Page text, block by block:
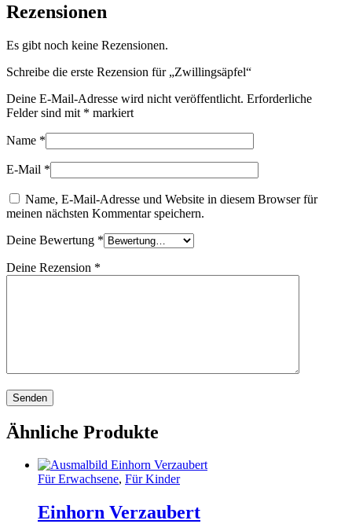
Rezensionen
Es gibt noch keine Rezensionen.
Schreibe die erste Rezension für „Zwillingsäpfel“
Deine E-Mail-Adresse wird nicht veröffentlicht. Erforderliche
Felder sind mit * markiert
Name *
E-Mail *
Name, E-Mail-Adresse und Website in diesem Browser für
meinen nächsten Kommentar speichern.
Deine Bewertung *
Deine Rezension *
Ähnliche Produkte
Für Erwachsene, Für Kinder
Einhorn Verzaubert